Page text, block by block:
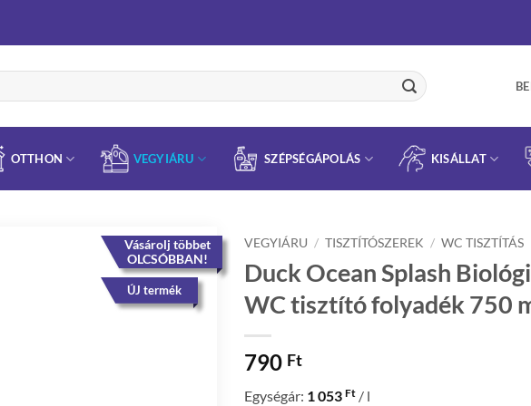
OTTHON VEGYIÁRU SZÉPSÉGÁPOLÁS KISÁLLAT
Vásárolj többet
OLCSÓBBAN!
ÚJ termék
VEGYIÁRU / TISZTÍTÓSZEREK / WC TISZTÍTÁS
Duck Ocean Splash
WC tisztító folyadék 750
790 Ft
Egységár: 1 053 Ft / l